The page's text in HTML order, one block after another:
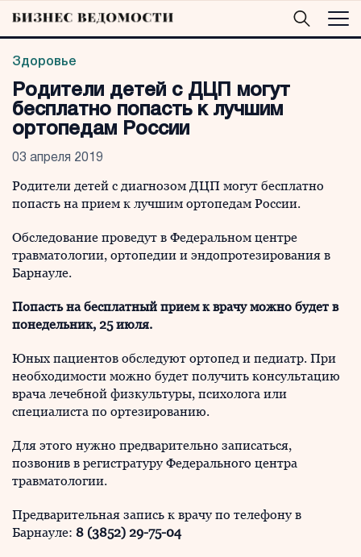
Здоровье
Родители детей с ДЦП могут
бесплатно попасть к лучшим
ортопедам России
03 апреля 2019
Родители детей с диагнозом ДЦП могут бесплатно
попасть на прием к лучшим ортопедам России.
Обследование проведут в Федеральном центре
травматологии, ортопедии и эндопротезирования в
Барнауле.
Попасть на бесплатный прием к врачу можно будет в
понедельник, 25 июля.
Юных пациентов обследуют ортопед и педиатр. При
необходимости можно будет получить консультацию
врача лечебной физкультуры, психолога или
специалиста по ортезированию.
Для этого нужно предварительно записаться,
позвонив в регистратуру Федерального центра
травматологии.
Предварительная запись к врачу по телефону в
Барнауле: 8 (3852) 29-75-04